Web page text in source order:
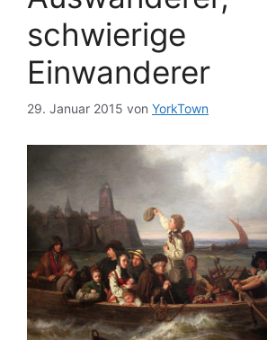
schwierige
Einwanderer
29. Januar 2015 von YorkTown